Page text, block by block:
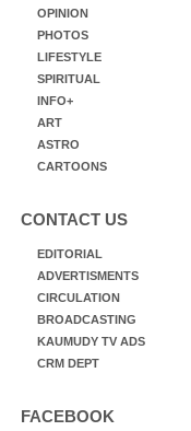
OPINION
PHOTOS
LIFESTYLE
SPIRITUAL
INFO+
ART
ASTRO
CARTOONS
CONTACT US
EDITORIAL
ADVERTISMENTS
CIRCULATION
BROADCASTING
KAUMUDY TV ADS
CRM DEPT
FACEBOOK